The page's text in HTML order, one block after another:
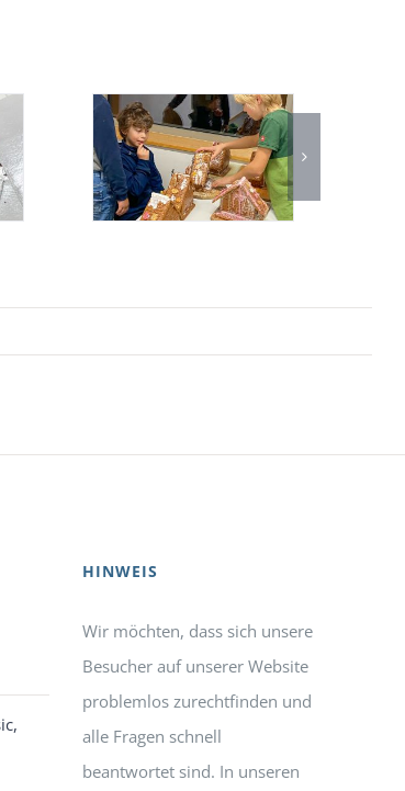
HINWEIS
Wir möchten, dass sich unsere
Besucher auf unserer Website
problemlos zurechtfinden und
alle Fragen schnell
beantwortet sind. In unseren